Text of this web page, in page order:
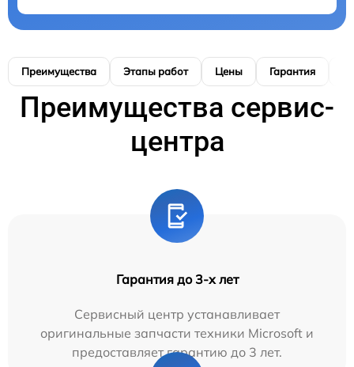
Преимущества Этапы работ Цены Гарантия
Преимущества сервис-
центра
Гарантия до 3-х лет
Сервисный центр устанавливает
оригинальные запчасти техники Microsoft и
предоставляет гарантию до 3 лет.